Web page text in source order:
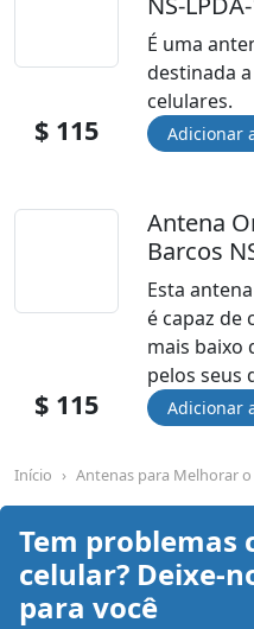
É uma
destinada
celulares.
$ 115
Antena
Barcos
Esta
é capaz de
mais baixo
pelos seus
$ 115
Início Antenas para Melhorar o
Tem problemas
celular? Deixe-
para você